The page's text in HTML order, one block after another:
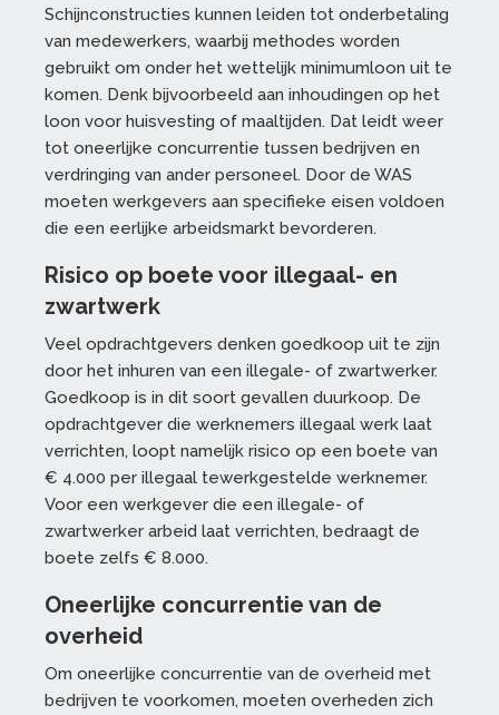
Schijnconstructies kunnen leiden tot onderbetaling
van medewerkers, waarbij methodes worden
gebruikt om onder het wettelijk minimumloon uit te
komen. Denk bijvoorbeeld aan inhoudingen op het
loon voor huisvesting of maaltijden. Dat leidt weer
tot oneerlijke concurrentie tussen bedrijven en
verdringing van ander personeel. Door de WAS
moeten werkgevers aan specifieke eisen voldoen
die een eerlijke arbeidsmarkt bevorderen.
Risico op boete voor illegaal- en
zwartwerk
Veel opdrachtgevers denken goedkoop uit te zijn
door het inhuren van een illegale- of zwartwerker.
Goedkoop is in dit soort gevallen duurkoop. De
opdrachtgever die werknemers illegaal werk laat
verrichten, loopt namelijk risico op een boete van
€ 4.000 per illegaal tewerkgestelde werknemer.
Voor een werkgever die een illegale- of
zwartwerker arbeid laat verrichten, bedraagt de
boete zelfs € 8.000.
Oneerlijke concurrentie van de
overheid
Om oneerlijke concurrentie van de overheid met
bedrijven te voorkomen, moeten overheden zich